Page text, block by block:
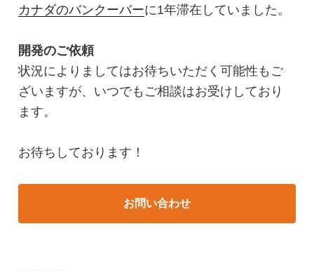
カナダのバンクーバーに1年滞在していました。
開発のご依頼
状況によりましてはお待ちいただく可能性もご
ざいますが、いつでもご相談はお受けしており
ます。
お待ちしております！
お問い合わせ